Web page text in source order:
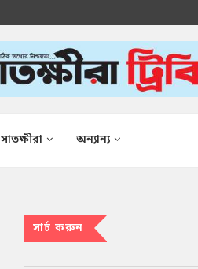
সাতক্ষীরা অন্যান্য
সার্চ করুন